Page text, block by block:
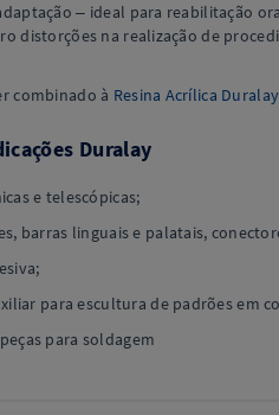
– ideal para reabilitação
distorções na realização de
combinado à Resina Acrílica
Duralay
e telescópicas;
barras linguais e palatais,
para escultura de padrões em
para soldagem